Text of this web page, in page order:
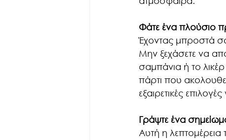
Φάτε ένα πλούσιο
Έχοντας μπροστά
Μην ξεχάσετε να
σαμπάνια ή το
πάρτι που
εξαιρετικές
Γράψτε ένα
Αυτή η λεπτομέρεια